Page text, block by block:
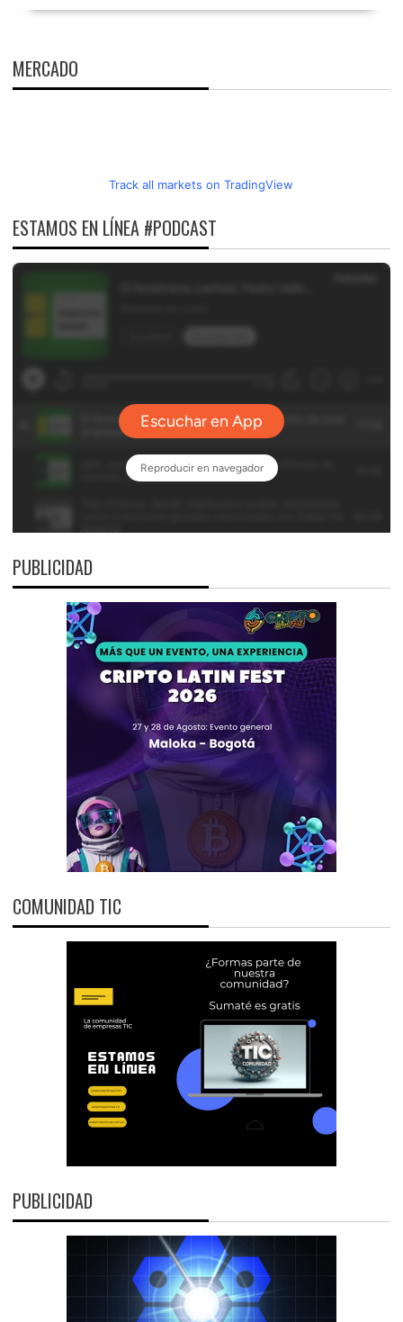
MERCADO
Track all markets on TradingView
ESTAMOS EN LÍNEA #PODCAST
PUBLICIDAD
COMUNIDAD TIC
PUBLICIDAD